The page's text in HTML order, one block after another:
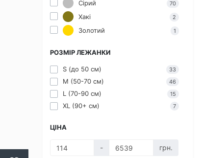
Сірий 70
Хакі 2
Золотий 1
РОЗМІР ЛЕЖАНКИ
S (до 50 см) 33
M (50-70 см) 46
L (70-90 см) 15
XL (90+ см) 7
ЦІНА
- грн.